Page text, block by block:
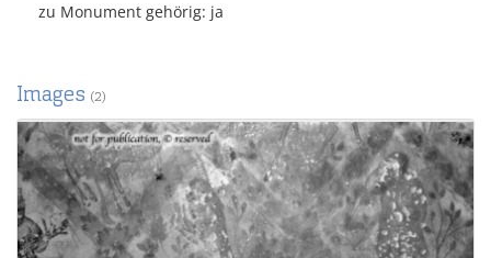
zu Monument gehörig: ja
Images (2)